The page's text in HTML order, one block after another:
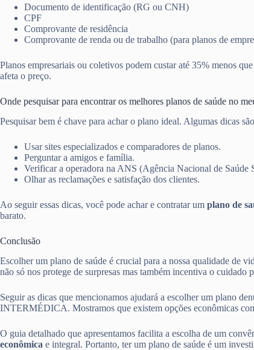
Documento de identificação (RG ou CNH)
CPF
Comprovante de residência
Comprovante de renda ou de trabalho (para planos de
Planos empresariais ou coletivos podem custar até 35% menos
afeta o preço.
Onde pesquisar para encontrar os melhores planos de saúde no
Pesquisar bem é chave para achar o plano ideal. Algumas dicas
Usar sites especializados e comparadores de planos.
Perguntar a amigos e família.
Verificar a operadora na ANS (Agência Nacional de Saúde
Olhar as reclamações e satisfação dos clientes.
Ao seguir essas dicas, você pode achar e contratar um plano de
barato.
Conclusão
Escolher um plano de saúde é crucial para a nossa qualidade de
não só nos protege de surpresas mas também incentiva o cuidado
Seguir as dicas que mencionamos ajudará a escolher um
INTERMÉDICA. Mostramos que existem opções econômicas
O guia detalhado que apresentamos facilita a escolha de um
econômica e integral. Portanto, ter um plano de saúde é um